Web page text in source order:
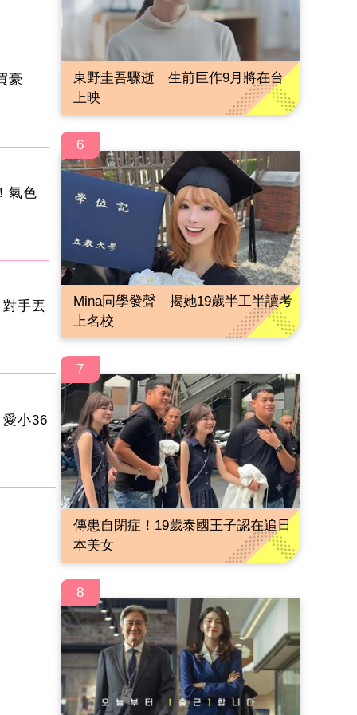
豪
氣色
手丟
小36
東野圭吾驟逝 生前巨作9月將在台
上映
6
Mina同學發聲 揭她19歲半工半讀考
上名校
7
傳患自閉症！19歲泰國王子認在追日
本美女
8